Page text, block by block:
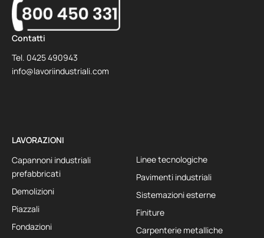
Contatti
Tel. 0425 490943
info@lavoriindustriali.com
LAVORAZIONI
Capannoni industriali
prefabbricati
Demolizioni
Piazzali
Fondazioni
Linee tecnologiche
Pavimenti industriali
Sistemazioni esterne
Finiture
Carpenterie metalliche